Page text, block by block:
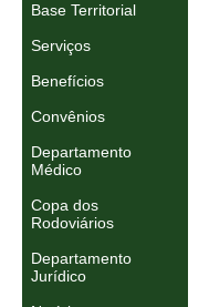
Base Territorial
Serviços
Benefícios
Convênios
Departamento
Médico
Copa dos
Rodoviários
Departamento
Jurídico